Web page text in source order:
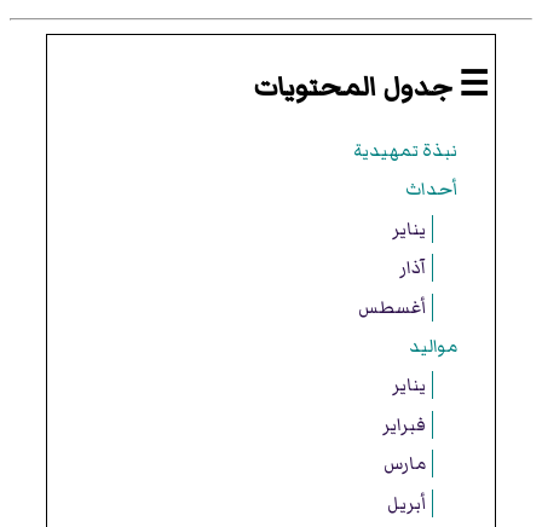
☰ جدول المحتويات
نبذة تمهيدية
أحداث
يناير
آذار
أغسطس
مواليد
يناير
فبراير
مارس
أبريل